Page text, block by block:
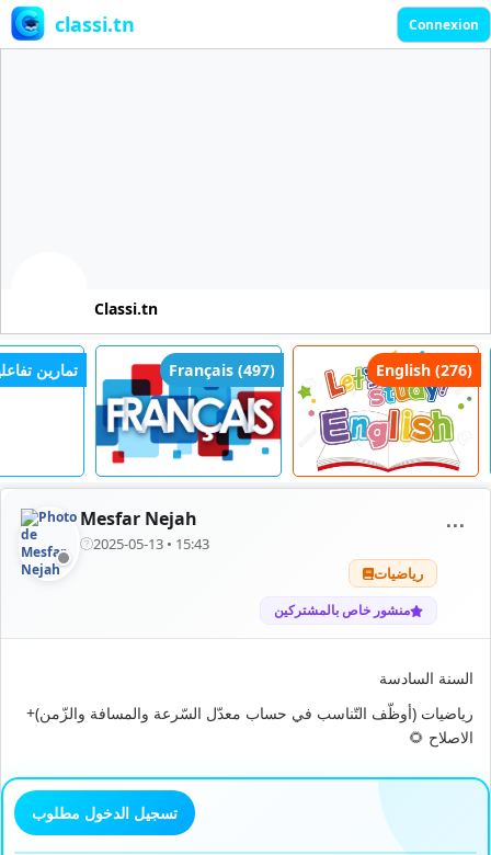
classi.tn Connexion
Classi.tn
تمارين Français (497) English (276)
Mesfar Nejah
2025-05-13 • 15:43
رياضيات
منشور خاص بالمشتركين
⋯
السنة السادسة
رياضيات (أوظّف التّناسب في حساب معدّل السّرعة والمسافة والزّمن)+
الاصلاح 🌻
تسجيل الدخول مطلوب